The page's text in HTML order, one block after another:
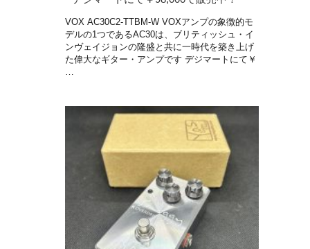
VOX AC30C2-TTBM-W VOXアンプの象徴的モ
デルの1つであるAC30は、ブリティッシュ・イ
ンヴェイジョンの隆盛と共に一時代を築き上げ
た偉大なギター・アンプです デジマートにて￥